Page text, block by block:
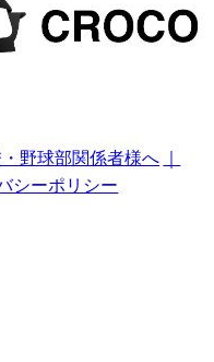
野球部関係者様へ
シーポリシー